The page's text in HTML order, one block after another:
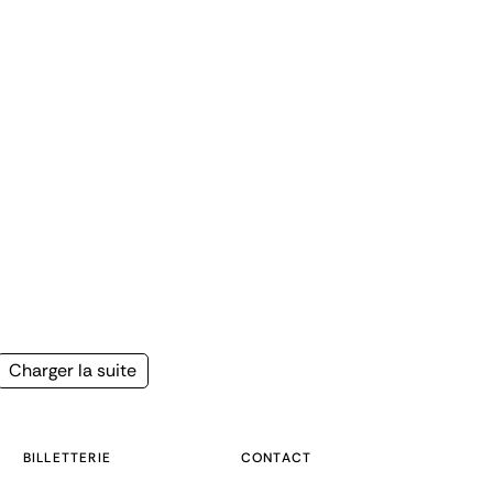
Page
Charger la suite
BILLETTERIE CONTACT